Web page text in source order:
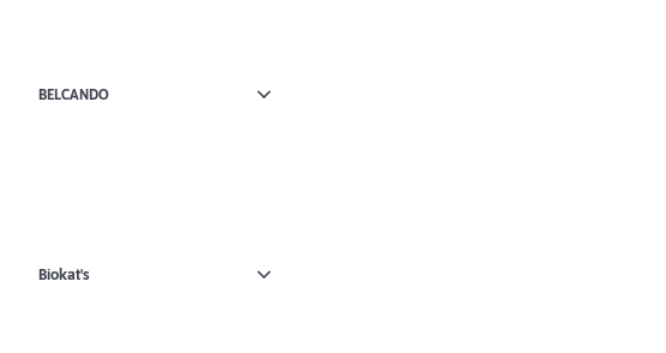
BELCANDO
Biokat's